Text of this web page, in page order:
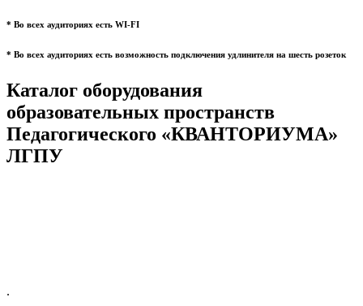
* Во всех аудиториях есть WI-FI
* Во всех аудиториях есть возможность подключения удлинителя на шесть розеток
Каталог оборудования
образовательных пространств
Педагогического «КВАНТОРИУМА»
ЛГПУ
.